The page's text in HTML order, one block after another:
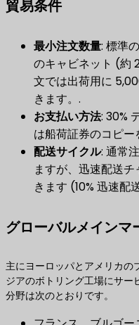
貿易条件
最小注文数量​: 標準
のキャビネット (約
文では出荷用に
きます。.
お支払い方法​: 30%
は船荷証券のコピ
配送サイクル​: 通常
ますが、迅速配送
きます (10% 迅速配
グローバルメインマ
主にヨーロッパとアメリカの
ジアのボトリング工場にサー
分野は次のとおりです。